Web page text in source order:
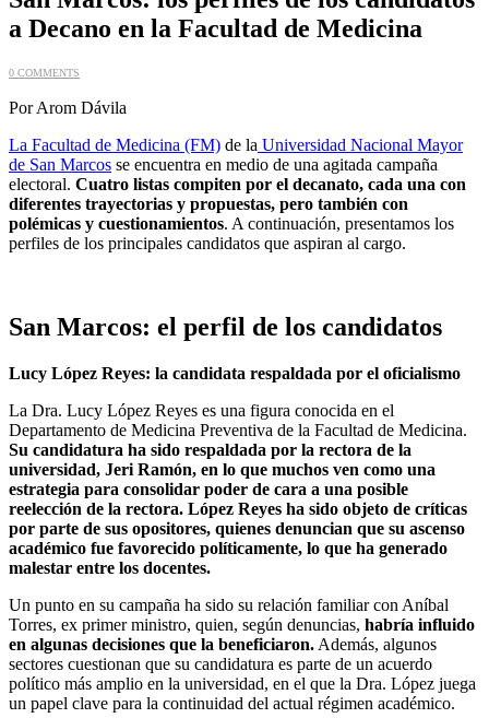
a Decano en la Facultad de Medicina
0 COMMENTS
Por Arom Dávila
La Facultad de Medicina (FM) de la Universidad Nacional Mayor
de San Marcos se encuentra en medio de una agitada campaña
electoral. Cuatro listas compiten por el decanato, cada una con
diferentes trayectorias y propuestas, pero también con
polémicas y cuestionamientos. A continuación, presentamos los
perfiles de los principales candidatos que aspiran al cargo.
San Marcos: el perfil de los candidatos
Lucy López Reyes: la candidata respaldada por el oficialismo
La Dra. Lucy López Reyes es una figura conocida en el
Departamento de Medicina Preventiva de la Facultad de Medicina.
Su candidatura ha sido respaldada por la rectora de la
universidad, Jeri Ramón, en lo que muchos ven como una
estrategia para consolidar poder de cara a una posible
reelección de la rectora. López Reyes ha sido objeto de críticas
por parte de sus opositores, quienes denuncian que su ascenso
académico fue favorecido políticamente, lo que ha generado
malestar entre los docentes.
Un punto en su campaña ha sido su relación familiar con Aníbal
Torres, ex primer ministro, quien, según denuncias, habría influido
en algunas decisiones que la beneficiaron. Además, algunos
sectores cuestionan que su candidatura es parte de un acuerdo
político más amplio en la universidad, en el que la Dra. López juega
un papel clave para la continuidad del actual régimen académico.